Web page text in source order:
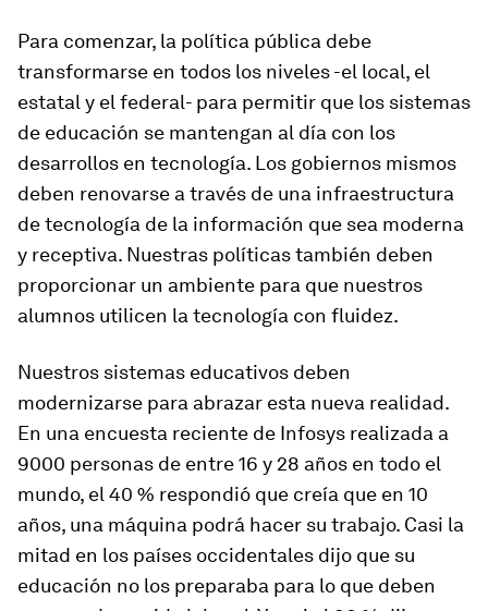
Para comenzar, la política pública debe
transformarse en todos los niveles -el local, el
estatal y el federal- para permitir que los sistemas
de educación se mantengan al día con los
desarrollos en tecnología. Los gobiernos mismos
deben renovarse a través de una infraestructura
de tecnología de la información que sea moderna
y receptiva. Nuestras políticas también deben
proporcionar un ambiente para que nuestros
alumnos utilicen la tecnología con fluidez.
Nuestros sistemas educativos deben
modernizarse para abrazar esta nueva realidad.
En una encuesta reciente de Infosys realizada a
9000 personas de entre 16 y 28 años en todo el
mundo, el 40 % respondió que creía que en 10
años, una máquina podrá hacer su trabajo. Casi la
mitad en los países occidentales dijo que su
educación no los preparaba para lo que deben